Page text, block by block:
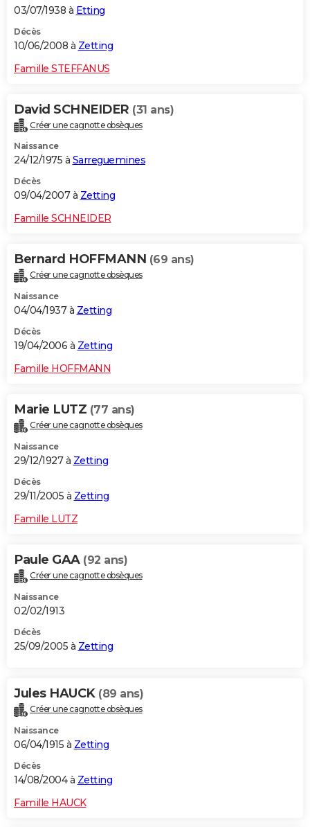
03/07/1938 à Etting
Décès
10/06/2008 à Zetting
Famille STEFFANUS
David SCHNEIDER (31 ans)
Créer une cagnotte obsèques
Naissance
24/12/1975 à Sarreguemines
Décès
09/04/2007 à Zetting
Famille SCHNEIDER
Bernard HOFFMANN (69 ans)
Créer une cagnotte obsèques
Naissance
04/04/1937 à Zetting
Décès
19/04/2006 à Zetting
Famille HOFFMANN
Marie LUTZ (77 ans)
Créer une cagnotte obsèques
Naissance
29/12/1927 à Zetting
Décès
29/11/2005 à Zetting
Famille LUTZ
Paule GAA (92 ans)
Créer une cagnotte obsèques
Naissance
02/02/1913
Décès
25/09/2005 à Zetting
Jules HAUCK (89 ans)
Créer une cagnotte obsèques
Naissance
06/04/1915 à Zetting
Décès
14/08/2004 à Zetting
Famille HAUCK